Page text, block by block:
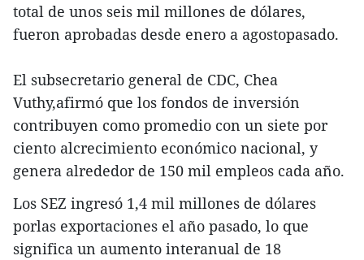
total de unos seis mil millones de dólares,
fueron aprobadas desde enero a agostopasado.
El subsecretario general de CDC, Chea
Vuthy,afirmó que los fondos de inversión
contribuyen como promedio con un siete por
ciento alcrecimiento económico nacional, y
genera alrededor de 150 mil empleos cada año.
Los SEZ ingresó 1,4 mil millones de dólares
porlas exportaciones el año pasado, lo que
significa un aumento interanual de 18